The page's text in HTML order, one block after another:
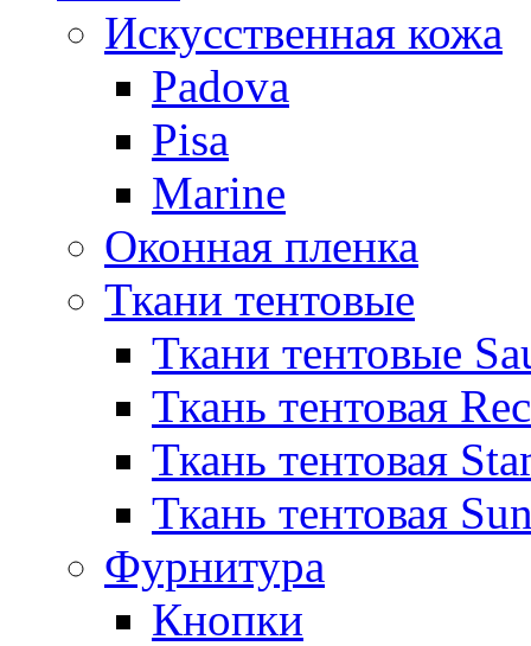
Искусственная кожа
Padova
Pisa
Marine
Оконная пленка
Ткани тентовые
Ткани тентовые
Ткань тентовая
Ткань тентовая
Ткань тентовая
Фурнитура
Кнопки